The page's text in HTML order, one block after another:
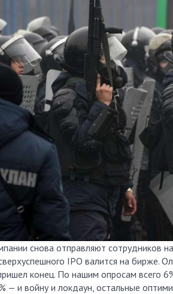
снова отправляют сотрудников
IPO валится на бирже.
конец. По нашим опросам всего
— и войну и локдаун, остальные